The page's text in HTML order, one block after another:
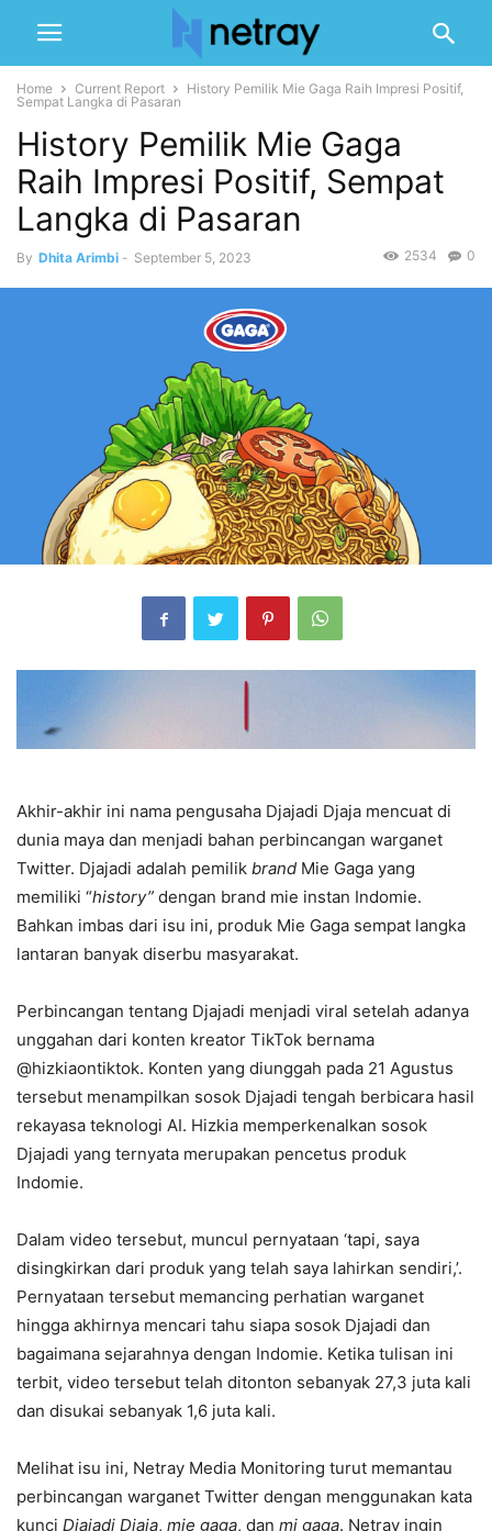
Home Current Report
History Pemilik Mie Gaga Raih Impresi Positif,
Sempat Langka di Pasaran
History Pemilik Mie Gaga
Raih Impresi Positif, Sempat
Langka di Pasaran
By Dhita Arimbi - September 5, 2023 0
2534
Akhir-akhir ini nama pengusaha Djajadi Djaja mencuat di
dunia maya dan menjadi bahan perbincangan warganet
Twitter. Djajadi adalah pemilik brand Mie Gaga yang
memiliki “history” dengan brand mie instan Indomie.
Bahkan imbas dari isu ini, produk Mie Gaga sempat langka
lantaran banyak diserbu masyarakat.
Perbincangan tentang Djajadi menjadi viral setelah adanya
unggahan dari konten kreator TikTok bernama
@hizkiaontiktok. Konten yang diunggah pada 21 Agustus
tersebut menampilkan sosok Djajadi tengah berbicara hasil
rekayasa teknologi AI. Hizkia memperkenalkan sosok
Djajadi yang ternyata merupakan pencetus produk
Indomie.
Dalam video tersebut, muncul pernyataan ‘tapi, saya
disingkirkan dari produk yang telah saya lahirkan sendiri,’.
Pernyataan tersebut memancing perhatian warganet
hingga akhirnya mencari tahu siapa sosok Djajadi dan
bagaimana sejarahnya dengan Indomie. Ketika tulisan ini
terbit, video tersebut telah ditonton sebanyak 27,3 juta kali
dan disukai sebanyak 1,6 juta kali.
Melihat isu ini, Netray Media Monitoring turut memantau
perbincangan warganet Twitter dengan menggunakan kata
kunci Djajadi Djaja, mie gaga, dan mi gaga. Netray ingin